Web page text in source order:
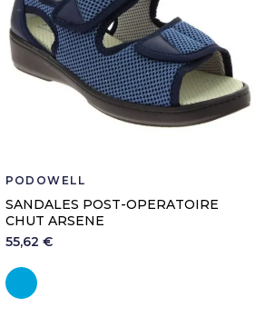
PODOWELL
SANDALES POST-OPERATOIRE
CHUT ARSENE
55,62 €
Jean